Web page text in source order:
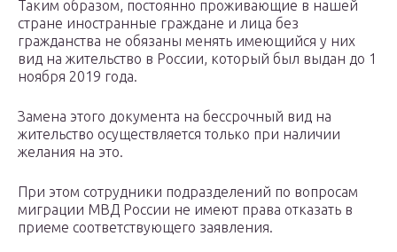
Таким образом, постоянно проживающие в нашей
стране иностранные граждане и лица без
гражданства не обязаны менять имеющийся у них
вид на жительство в России, который был выдан до 1
ноября 2019 года.
Замена этого документа на бессрочный вид на
жительство осуществляется только при наличии
желания на это.
При этом сотрудники подразделений по вопросам
миграции МВД России не имеют права отказать в
приеме соответствующего заявления.